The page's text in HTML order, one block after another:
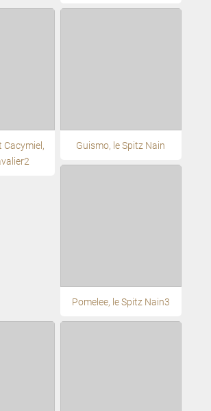
Cacymiel,
Guismo, le Spitz Nain
Pomelee, le Spitz Nain3